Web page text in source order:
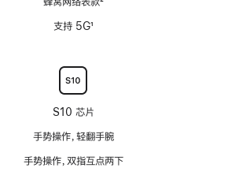
支持 5G1
S10 芯片
手势操作，轻翻手腕
手势操作，双指互点两下